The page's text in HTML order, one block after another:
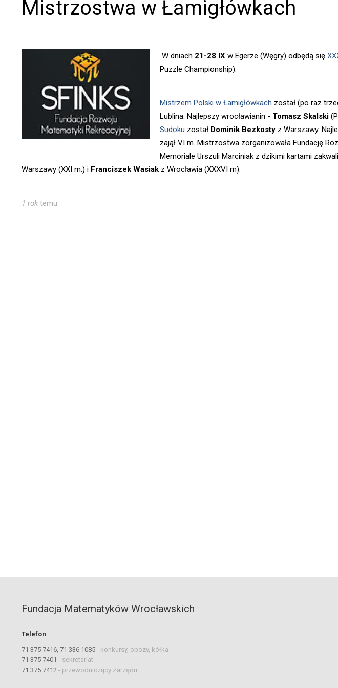
Mistrzostwa w Łamigłówkach
W dniach 21-28 IX w Egerze (Węgry) odbędą się
Puzzle Championship).
Mistrzem Polski w Łamigłówkach został (po raz
Lublina. Najlepszy wrocławianin - Tomasz Skalski
Sudoku został Dominik Bezkosty z Warszawy.
zajął VI m. Mistrzostwa zorganizowała Fundację
Memoriale Urszuli Marciniak z dzikimi kartami
Warszawy (XXI m.) i Franciszek Wasiak z Wrocławia (XXXVI m).
1 rok temu
Fundacja Matematyków Wrocławskich
Telefon
71 375 7416, 71 336 1085 - konkursy, obozy, kółka
71 375 7401 - sekretariat
71 375 7412 - przewodniczący Zarządu